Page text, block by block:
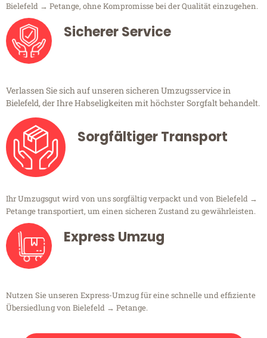
Bielefeld → Petange, ohne Kompromisse bei der Qualität einzugehen.
Sicherer Service
Verlassen Sie sich auf unseren sicheren Umzugsservice in
Bielefeld, der Ihre Habseligkeiten mit höchster Sorgfalt behandelt.
Sorgfältiger Transport
Ihr Umzugsgut wird von uns sorgfältig verpackt und von Bielefeld →
Petange transportiert, um einen sicheren Zustand zu gewährleisten.
Express Umzug
Nutzen Sie unseren Express-Umzug für eine schnelle und effiziente
Übersiedlung von Bielefeld → Petange.